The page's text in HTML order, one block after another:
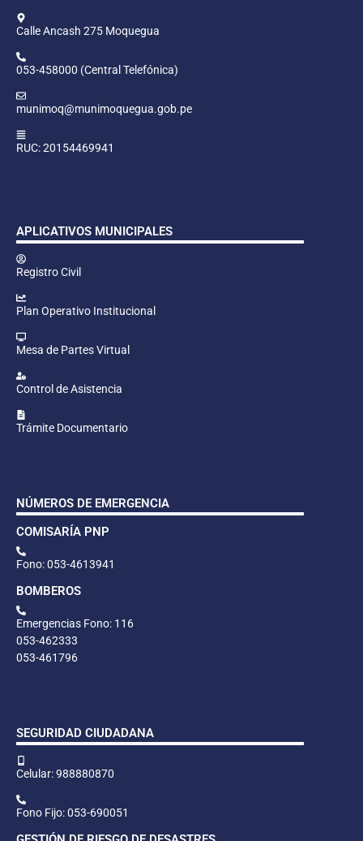
Calle Ancash 275 Moquegua
053-458000 (Central Telefónica)
munimoq@munimoquegua.gob.pe
RUC: 20154469941
APLICATIVOS MUNICIPALES
Registro Civil
Plan Operativo Institucional
Mesa de Partes Virtual
Control de Asistencia
Trámite Documentario
NÚMEROS DE EMERGENCIA
COMISARÍA PNP
Fono: 053-4613941
BOMBEROS
Emergencias Fono: 116
053-462333
053-461796
SEGURIDAD CIUDADANA
Celular: 988880870
Fono Fijo: 053-690051